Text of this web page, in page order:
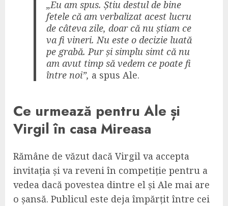
„Eu am spus. Știu destul de bine
fetele că am verbalizat acest lucru
de câteva zile, doar că nu știam ce
va fi vineri. Nu este o decizie luată
pe grabă. Pur și simplu simt că nu
am avut timp să vedem ce poate fi
între noi”, a spus Ale.
Ce urmează pentru Ale și
Virgil în casa Mireasa
Rămâne de văzut dacă Virgil va accepta
invitația și va reveni în competiție pentru a
vedea dacă povestea dintre el și Ale mai are
o șansă. Publicul este deja împărțit între cei